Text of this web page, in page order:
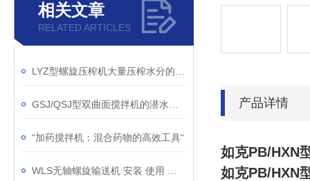
相关文章
RELATED ARTICLES
“加药搅拌机：混合药物的高效工具“
产品详情
如克PB/HXN
如克PB/HXN